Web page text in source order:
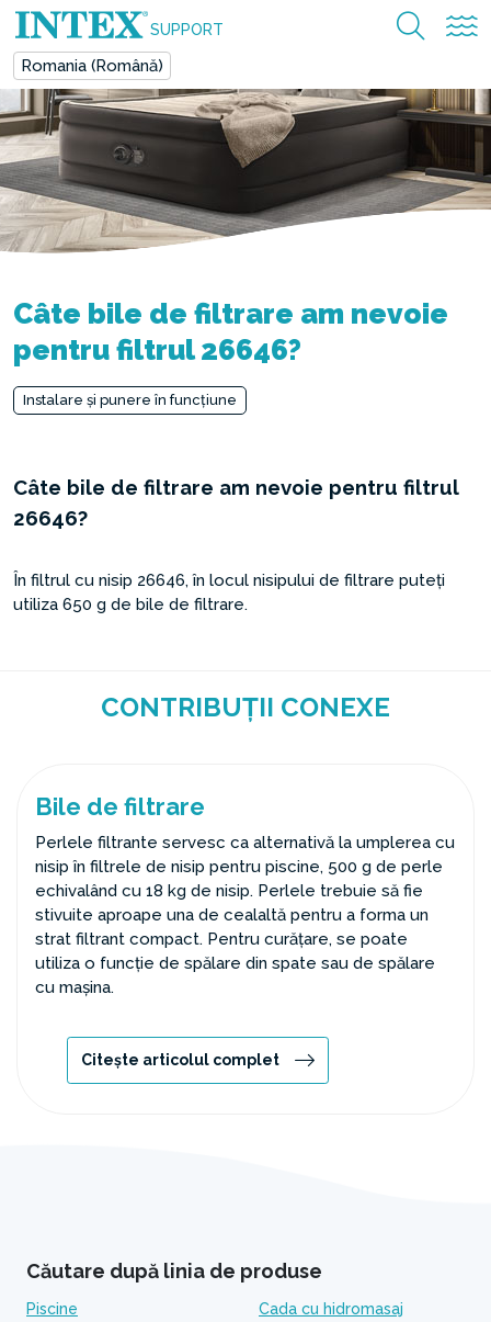
SUPPORT
Romania (Română)
Câte bile de filtrare am nevoie
pentru filtrul 26646?
Instalare și punere în funcțiune
Câte bile de filtrare am nevoie pentru filtrul
26646?
În filtrul cu nisip 26646, în locul nisipului de filtrare puteți
utiliza 650 g de bile de filtrare.
CONTRIBUȚII CONEXE
Bile de filtrare
Perlele filtrante servesc ca alternativă la umplerea cu
nisip în filtrele de nisip pentru piscine, 500 g de perle
echivalând cu 18 kg de nisip. Perlele trebuie să fie
stivuite aproape una de cealaltă pentru a forma un
strat filtrant compact. Pentru curățare, se poate
utiliza o funcție de spălare din spate sau de spălare
cu mașina.
Citește articolul complet
Căutare după linia de produse
Piscine
Cada cu hidromasaj